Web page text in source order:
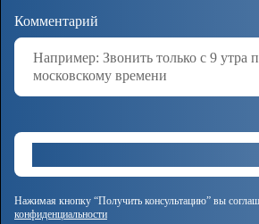
Комментарий
Нажимая кнопку “Получить консультацию” вы
конфиденциальности